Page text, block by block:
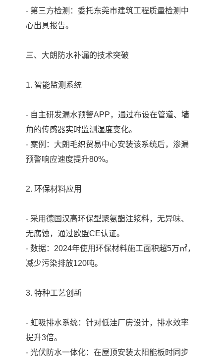
- 第三方检测：委托东莞市建筑工程质量检测中
心出具报告。
三、大朗防水补漏的技术突破
1. 智能监测系统
- 自主研发漏水预警APP，通过布设在管道、墙
角的传感器实时监测湿度变化。
- 案例：大朗毛织贸易中心安装该系统后，渗漏
预警响应速度提升80%。
2. 环保材料应用
- 采用德国汉高环保型聚氨酯注浆料，无异味、
无腐蚀，通过欧盟CE认证。
- 数据：2024年使用环保材料施工面积超5万㎡，
减少污染排放120吨。
3. 特种工艺创新
- 虹吸排水系统：针对低洼厂房设计，排水效率
提升3倍。
- 光伏防水一体化：在屋顶安装太阳能板时同步